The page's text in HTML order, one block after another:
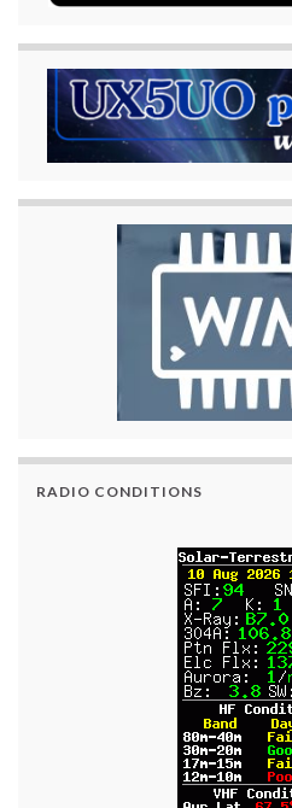
RADIO CONDITIONS